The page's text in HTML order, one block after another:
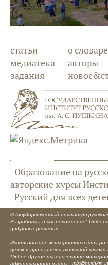
статьи
медиатека
задания
о словаре
авторы
Образование на
авторские курсы
Русский для всех
© Государственный институт
Разработка и сопровождение:
цифровых решений
Использование материалов сайта
целях и при наличии активной ссылки
Любое другое использование
администрации сайта -